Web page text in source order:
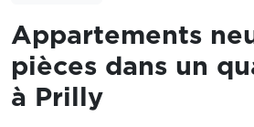
Appartements
pièces dans un
à Prilly